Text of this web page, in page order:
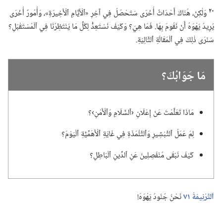
٢٠ وَلٰكِنْ،‏ هُنَاكَ أَحْدَاثٌ أُخْرَى سَتَحْصُلُ فِي آخِرِ «ٱلْأَيَّامِ ٱلْأَخِيرَةِ»،‏ وَأُمُورٌ أُخْرَى
يُرِيدُ يَهْوَهُ أَنْ نَقُومَ بِهَا.‏ فَمَا هِيَ؟‏ وَكَيْفَ نَسْتَعِدُّ لِكُلِّ مَا يَنْتَظِرُنَا فِي ٱلْمُسْتَقْبَلِ؟‏
سَنَرَى ذٰلِكَ فِي ٱلْمَقَالَةِ ٱلتَّالِيَةِ.‏
مَا جَوَابُكَ؟‏
مَاذَا تَعَلَّمْتَ عَنْ إِعْلَانِ ‹ٱلسَّلَامِ وَٱلْأَمْنِ›؟‏
لِمَ عَمَلُ ٱلتَّبْشِيرِ وَٱلتَّلْمَذَةِ فِي غَايَةِ ٱلْأَهَمِّيَّةِ ٱلْيَوْمَ؟‏
كَيْفَ نَبْقَى مُنْفَصِلِينَ عَنِ ٱلدِّينِ ٱلْبَاطِلِ؟‏
اَلتَّرْنِيمَةُ ٧١ نَحْنُ جُنُودُ يَهْوَهَ!‏